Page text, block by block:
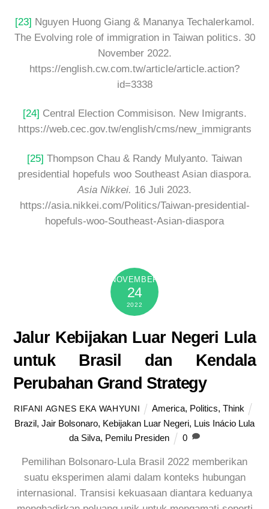
[23] Nguyen Huong Giang & Mananya Techalerkamol.
The Evolving role of immigration in Taiwan politics. 30
November 2022.
https://english.cw.com.tw/article/article.action?
id=3338
[24] Central Election Commisison. New Imigrants.
https://web.cec.gov.tw/english/cms/new_immigrants
[25] Thompson Chau & Randy Mulyanto. Taiwan
presidential hopefuls woo Southeast Asian diaspora.
Asia Nikkei. 16 Juli 2023.
https://asia.nikkei.com/Politics/Taiwan-presidential-
hopefuls-woo-Southeast-Asian-diaspora
NOVEMBER
24
2022
Jalur Kebijakan Luar Negeri Lula
untuk Brasil dan Kendala
Perubahan Grand Strategy
RIFANI AGNES EKA WAHYUNI America, Politics, Think
Brazil, Jair Bolsonaro, Kebijakan Luar Negeri, Luis Inácio Lula
da Silva, Pemilu Presiden 0
Pemilihan Bolsonaro-Lula Brasil 2022 memberikan
suatu eksperimen alami dalam konteks hubungan
internasional. Transisi kekuasaan diantara keduanya